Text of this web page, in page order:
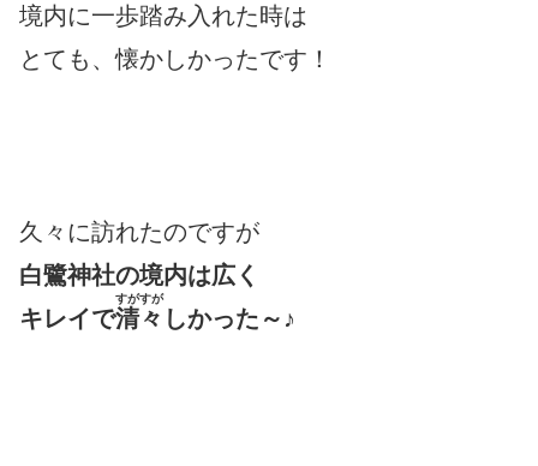
境内に一歩踏み入れた時は
とても、懐かしかったです！
久々に訪れたのですが
白鷺神社の境内は広く
キレイで清々
すがすが
しかった～♪